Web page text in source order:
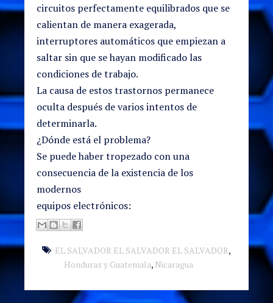
circuitos perfectamente equilibrados que se
calientan de manera exagerada,
interruptores automáticos que empiezan a
saltar sin que se hayan modificado las
condiciones de trabajo.
La causa de estos trastornos permanece
oculta después de varios intentos de
determinarla.
¿Dónde está el problema?
Se puede haber tropezado con una
consecuencia de la existencia de los
modernos
equipos electrónicos:
EL SALVADOR EL SALVADOR EL SALVADOR,
Honduras y Guatemala, Nicaragua